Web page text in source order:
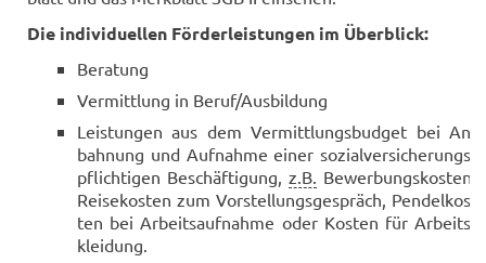
Die in­di­vi­du­el­len För­der­leis­tun­gen im Über­blick:
Be­ra­tung
Ver­mitt­lung in Beruf/Aus­bil­dung
Leis­tun­gen aus dem Ver­mitt­lungs­bud­get bei An­
bah­nung und Auf­nah­me einer so­zi­al­ver­si­che­rungs­
pflich­ti­gen Be­schäf­ti­gung, z.B. Be­wer­bungs­kos­ten,
Rei­se­kos­ten zum Vor­stel­lungs­ge­spräch, Pen­del­kos­
ten bei Ar­beits­auf­nah­me oder Kos­ten für Ar­beits­
klei­dung.